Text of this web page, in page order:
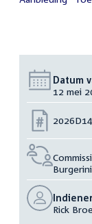
Datum
12 mei
Nummer:
Rick